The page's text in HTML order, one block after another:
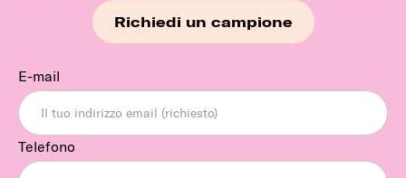
Richiedi un campione
E-mail
Telefono